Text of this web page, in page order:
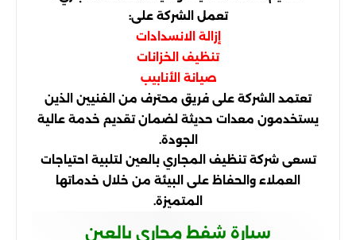
تعمل الشركة على:
إزالة الانسدادات
تنظيف الخزانات
صيانة الأنابيب
تعتمد الشركة على فريق محترف من الفنيين الذين
يستخدمون معدات حديثة لضمان تقديم خدمة عالية
الجودة.
تسعى شركة تنظيف المجاري بالعين لتلبية احتياجات
العملاء والحفاظ على البيئة من خلال خدماتها
المتميزة.
سيارة شفط مجاري بالعين